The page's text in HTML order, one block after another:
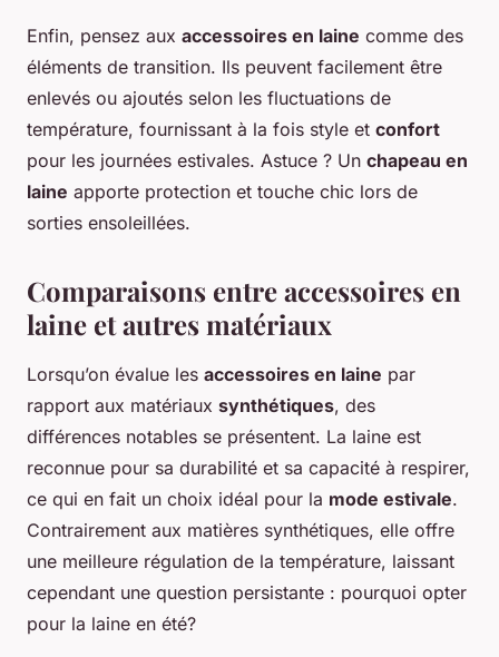
Enfin, pensez aux accessoires en laine comme des
éléments de transition. Ils peuvent facilement être
enlevés ou ajoutés selon les fluctuations de
température, fournissant à la fois style et confort
pour les journées estivales. Astuce ? Un chapeau en
laine apporte protection et touche chic lors de
sorties ensoleillées.
Comparaisons entre accessoires en
laine et autres matériaux
Lorsqu’on évalue les accessoires en laine par
rapport aux matériaux synthétiques, des
différences notables se présentent. La laine est
reconnue pour sa durabilité et sa capacité à respirer,
ce qui en fait un choix idéal pour la mode estivale.
Contrairement aux matières synthétiques, elle offre
une meilleure régulation de la température, laissant
cependant une question persistante : pourquoi opter
pour la laine en été?